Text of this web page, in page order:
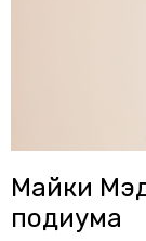
Майки
подиума